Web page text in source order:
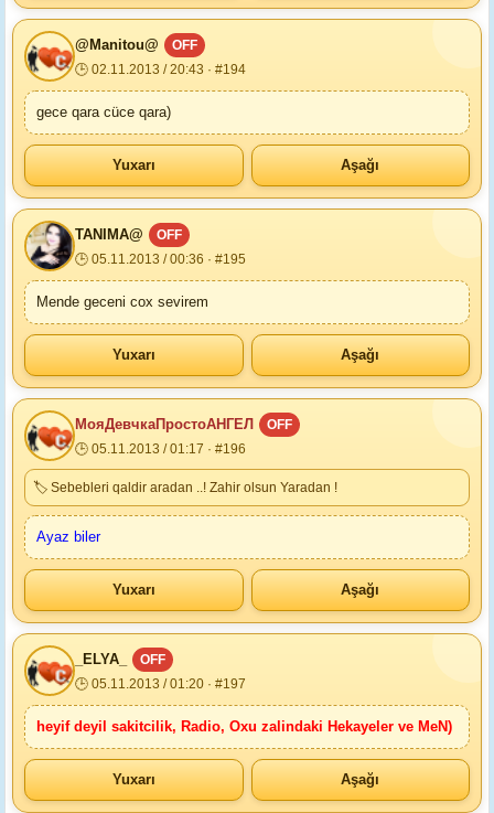
@Manitou@
OFF
🕒 02.11.2013 / 20:43 · #194
gece qara cüce qara)
Yuxarı Aşağı
TANIMA@
OFF
🕒 05.11.2013 / 00:36 · #195
Mende geceni cox sevirem
Yuxarı Aşağı
МояДевчкаПростоАНГЕЛ
OFF
🕒 05.11.2013 / 01:17 · #196
🏷 Sebebleri qaldir aradan ..! Zahir olsun Yaradan !
Ayaz biler
Yuxarı Aşağı
_ELYA_
OFF
🕒 05.11.2013 / 01:20 · #197
heyif deyil sakitcilik, Radio, Oxu zalindaki Hekayeler ve MeN)
Yuxarı Aşağı